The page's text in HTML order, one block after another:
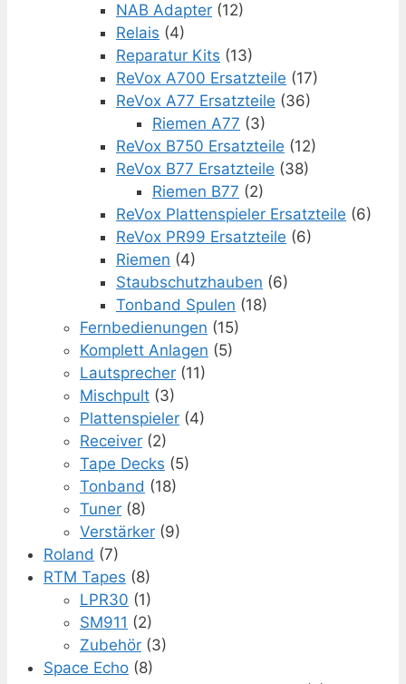
NAB Adapter (12)
Relais (4)
Reparatur Kits (13)
ReVox A700 Ersatzteile (17)
ReVox A77 Ersatzteile (36)
Riemen A77 (3)
ReVox B750 Ersatzteile (12)
ReVox B77 Ersatzteile (38)
Riemen B77 (2)
ReVox Plattenspieler Ersatzteile (6)
ReVox PR99 Ersatzteile (6)
Riemen (4)
Staubschutzhauben (6)
Tonband Spulen (18)
Fernbedienungen (15)
Komplett Anlagen (5)
Lautsprecher (11)
Mischpult (3)
Plattenspieler (4)
Receiver (2)
Tape Decks (5)
Tonband (18)
Tuner (8)
Verstärker (9)
Roland (7)
RTM Tapes (8)
LPR30 (1)
SM911 (2)
Zubehör (3)
Space Echo (8)